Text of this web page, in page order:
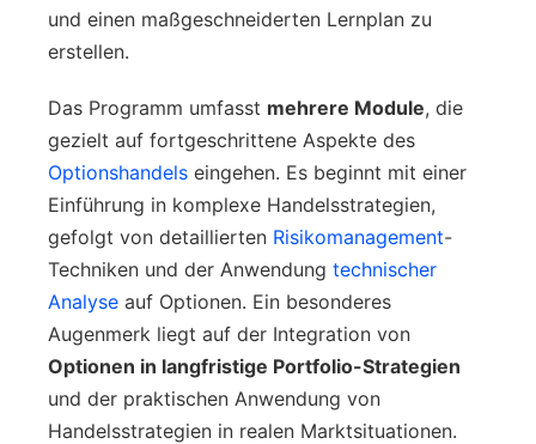
und einen maßgeschneiderten Lernplan zu
erstellen.
Das Programm umfasst mehrere Module, die
gezielt auf fortgeschrittene Aspekte des
Optionshandels eingehen. Es beginnt mit einer
Einführung in komplexe Handelsstrategien,
gefolgt von detaillierten Risikomanagement-
Techniken und der Anwendung technischer
Analyse auf Optionen. Ein besonderes
Augenmerk liegt auf der Integration von
Optionen in langfristige Portfolio-Strategien
und der praktischen Anwendung von
Handelsstrategien in realen Marktsituationen.